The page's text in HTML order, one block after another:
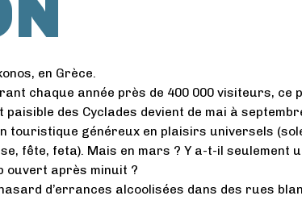
en Grèce.
chaque année près de 400 000 visiteurs, ce
paisible des Cyclades devient de mai à
touristique généreux en plaisirs universels
fête, feta). Mais en mars ? Y a-t-il seulement
ouvert après minuit ?
d’errances alcoolisées dans des rues